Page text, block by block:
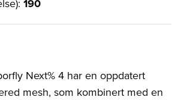
190
Next% 4 har en oppdatert
mesh, som kombinert med en